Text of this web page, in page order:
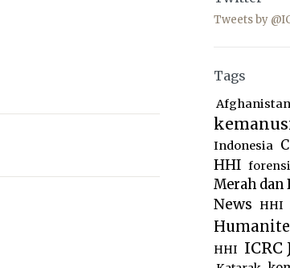
Tweets by
Tags
Afghanistan
Indonesia
HHI
Merah dan
News
HHI
HHI ICRC